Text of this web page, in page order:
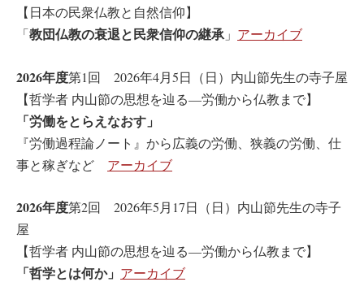
【日本の民衆仏教と自然信仰】
「教団仏教の衰退と民衆信仰の継承 」 アーカイブ
2026年度第1回 2026年4月5日（日）内山節先生の寺子屋
【哲学者 内山節の思想を辿る—労働から仏教まで】
「労働をとらえなおす」
『労働過程論ノート』から広義の労働、狭義の労働、仕
事と稼ぎなど アーカイブ
2026年度第2回 2026年5月17日（日）内山節先生の寺子
屋
【哲学者 内山節の思想を辿る—労働から仏教まで】
「哲学とは何か」 アーカイブ